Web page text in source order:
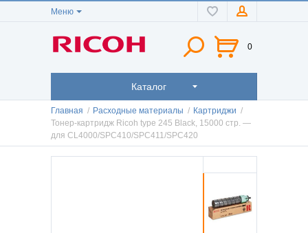
Меню
0
Каталог
Главная / Расходные материалы / Картриджи /
Тонер-картридж Ricoh type 245 Black, 15000 стр. —
для CL4000/SPC410/SPC411/SPC420